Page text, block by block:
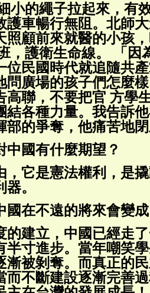
小的繩子拉起來，有
護車暢行無阻。北師
照顧前來就醫的小孩
，護衛生命線。 「因
位民國時代就追隨共
問廣場的孩子們怎麼
高聯，不要把官 方學
結各種力量。我告訴
部的爭奪，他痛苦地
中國有什麼期望？
，它是憲法權利，是
。
國在不遠的將來會變
的建立，中國已經走
半寸進步。當年嘲笑
漸被剝奪。而真正的
而不斷建設逐漸完善